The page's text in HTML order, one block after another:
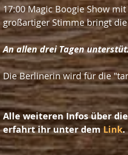
17:00 Magic Boogie Show
großartiger Stimme bringt
An allen drei Tagen
Die Berlinerin wird für die
Alle weiteren Infos über
erfahrt ihr unter dem Link.